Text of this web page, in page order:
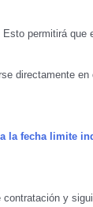
permitirá
directamente
la fecha limite
y